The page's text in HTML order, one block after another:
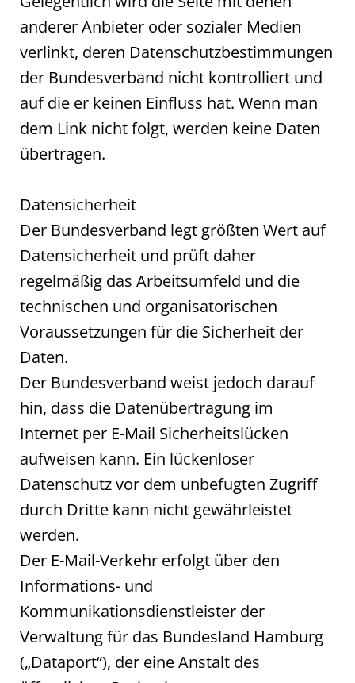
anderer Anbieter oder sozialer Medien
verlinkt, deren Datenschutzbestimmungen
der Bundesverband nicht kontrolliert und
auf die er keinen Einfluss hat. Wenn man
dem Link nicht folgt, werden keine Daten
übertragen.
Datensicherheit
Der Bundesverband legt größten Wert auf
Datensicherheit und prüft daher
regelmäßig das Arbeitsumfeld und die
technischen und organisatorischen
Voraussetzungen für die Sicherheit der
Daten.
Der Bundesverband weist jedoch darauf
hin, dass die Datenübertragung im
Internet per E-Mail Sicherheitslücken
aufweisen kann. Ein lückenloser
Datenschutz vor dem unbefugten Zugriff
durch Dritte kann nicht gewährleistet
werden.
Der E-Mail-Verkehr erfolgt über den
Informations- und
Kommunikationsdienstleister der
Verwaltung für das Bundesland Hamburg
(„Dataport“), der eine Anstalt des